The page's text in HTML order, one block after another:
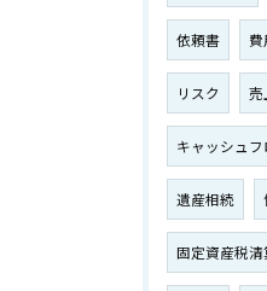
依頼書 費
リスク 売
キャッシュフ
遺産相続
固定資産税清